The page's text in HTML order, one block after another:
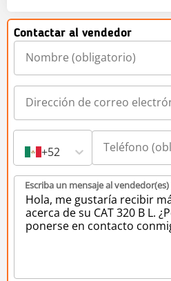
Contactar al vendedor
+52
Escriba un mensaje al